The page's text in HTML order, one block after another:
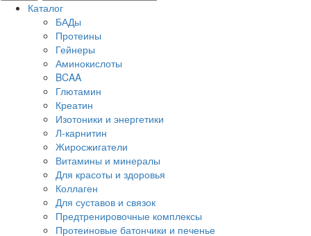
Каталог
БАДы
Протеины
Гейнеры
Аминокислоты
BCAA
Глютамин
Креатин
Изотоники и энергетики
Л-карнитин
Жиросжигатели
Витамины и минералы
Для красоты и здоровья
Коллаген
Для суставов и связок
Предтренировочные комплексы
Протеиновые батончики и печенье